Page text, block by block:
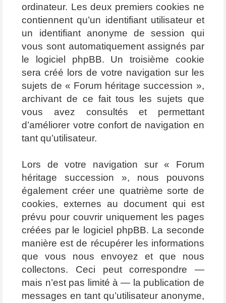
ordinateur. Les deux premiers cookies ne
contiennent qu’un identifiant utilisateur et
un identifiant anonyme de session qui
vous sont automatiquement assignés par
le logiciel phpBB. Un troisième cookie
sera créé lors de votre navigation sur les
sujets de « Forum héritage succession »,
archivant de ce fait tous les sujets que
vous avez consultés et permettant
d’améliorer votre confort de navigation en
tant qu’utilisateur.
Lors de votre navigation sur « Forum
héritage succession », nous pouvons
également créer une quatrième sorte de
cookies, externes au document qui est
prévu pour couvrir uniquement les pages
créées par le logiciel phpBB. La seconde
manière est de récupérer les informations
que vous nous envoyez et que nous
collectons. Ceci peut correspondre —
mais n’est pas limité à — la publication de
messages en tant qu’utilisateur anonyme,